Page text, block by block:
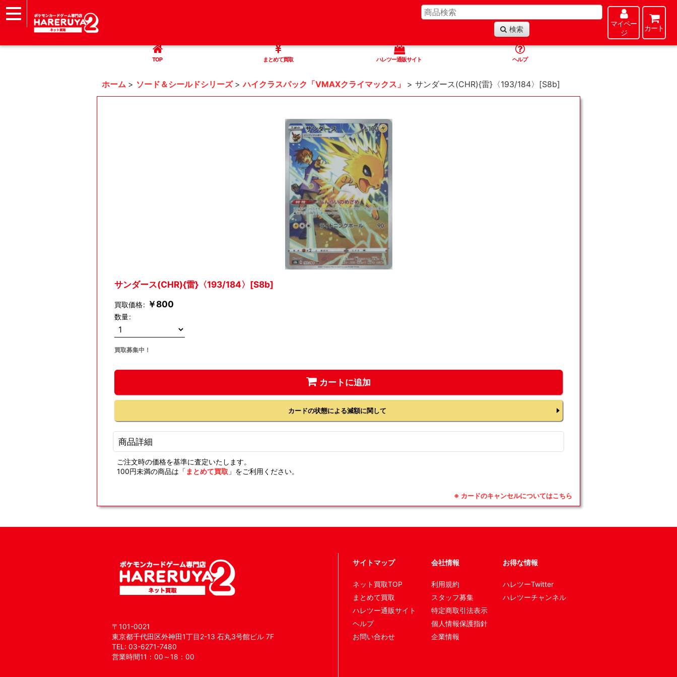
検索
マイペー
ジ
カート
TOP まとめて買取 ハレツー通販サイト ヘルプ
ホーム > ソード＆シールドシリーズ > ハイクラスパック「VMAXクライマックス」 > サンダース(CHR){雷}〈193/184〉[S8b]
サンダース(CHR){雷}〈193/184〉[S8b]
買取価格: ￥800
数量:
買取募集中！
カートに追加
カードの状態による減額に関して
商品詳細
ご注文時の価格を基準に査定いたします。
100円未満の商品は「 まとめて買取 」をご利用ください。
※ カードのキャンセルについてはこちら
〒101-0021
東京都千代田区外神田1丁目2-13 石丸3号館ビル 7F
TEL: 03-6271-7480
営業時間11：00～18：00
サイトマップ
ネット買取TOP
まとめて買取
ハレツー通販サイト
ヘルプ
お問い合わせ
会社情報
利用規約
スタッフ募集
特定商取引法表示
個人情報保護指針
企業情報
お得な情報
ハレツーTwitter
ハレツーチャンネル